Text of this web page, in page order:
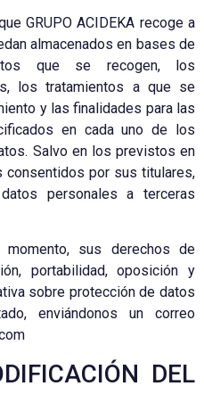
GRUPO ACIDEKA recoge a
almacenados en bases de
que se recogen, los
los tratamientos a que se
y las finalidades para las
en cada uno de los
Salvo en los previstos en
por sus titulares,
personales a terceras
momento, sus derechos de
portabilidad, oposición y
sobre protección de datos
enviándonos un correo
DEL